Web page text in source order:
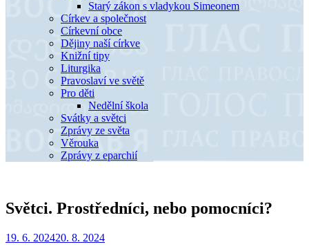
Starý zákon s vladykou Simeonem
Církev a společnost
Církevní obce
Dějiny naší církve
Knižní tipy
Liturgika
Pravoslaví ve světě
Pro děti
Nedělní škola
Svátky a světci
Zprávy ze světa
Věrouka
Zprávy z eparchií
Světci. Prostředníci, nebo pomocníci?
Autor Redakce
Zveřejněno
19. 6. 202420. 8. 2024